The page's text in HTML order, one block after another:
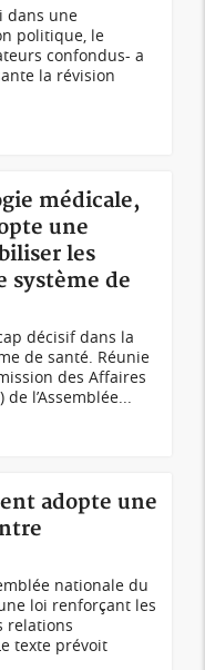
dans une
politique, le
confondus- a
la révision
médicale,
une
les
système de
décisif dans la
de santé. Réunie
des Affaires
l’Assemblée...
adopte une
nationale du
loi renforçant les
relations
texte prévoit